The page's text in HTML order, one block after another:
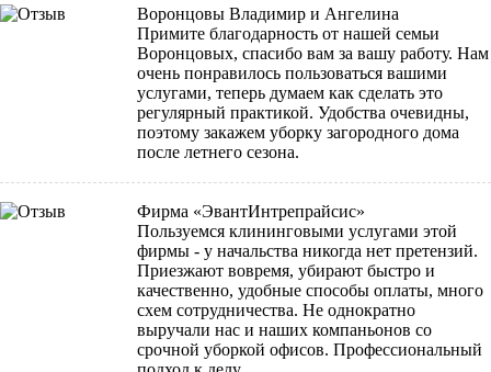
Воронцовы Владимир и Ангелина
Примите благодарность от нашей семьи
Воронцовых, спасибо вам за вашу работу. Нам
очень понравилось пользоваться вашими
услугами, теперь думаем как сделать это
регулярный практикой. Удобства очевидны,
поэтому закажем уборку загородного дома
после летнего сезона.
Фирма «ЭвантИнтрепрайсис»
Пользуемся клининговыми услугами этой
фирмы - у начальства никогда нет претензий.
Приезжают вовремя, убирают быстро и
качественно, удобные способы оплаты, много
схем сотрудничества. Не однократно
выручали нас и наших компаньонов со
срочной уборкой офисов. Профессиональный